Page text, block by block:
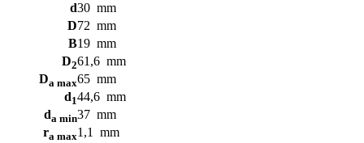
d30 mm
D72 mm
B19 mm
D261,6 mm
Da max65 mm
d144,6 mm
da min37 mm
ra max1,1
mm